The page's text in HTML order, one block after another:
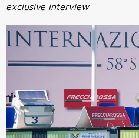
exclusive interview